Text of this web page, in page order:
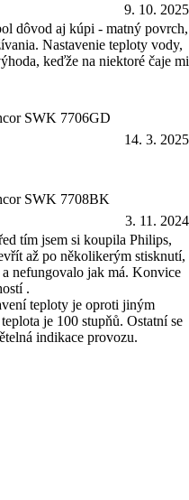
9. 10. 2025
dôvod aj kúpi - matný povrch,
Nastavenie teploty vody,
keďže na niektoré čaje mi
SWK 7706GD
14. 3. 2025
SWK 7708BK
3. 11. 2024
tím jsem si koupila Philips,
až po několikerým stisknutí,
nefungovalo jak má. Konvice
.
teploty je oproti jiným
je 100 stupňů. Ostatní se
indikace provozu.